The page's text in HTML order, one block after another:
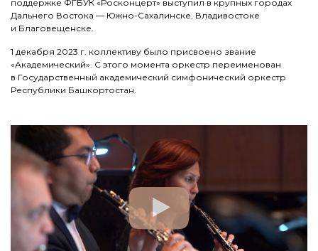
поддержке ФГБУК «Росконцерт» выступил в крупных городах
Дальнего Востока — Южно-Сахалинске, Владивостоке
и Благовещенске.
1 декабря 2023 г. коллективу было присвоено звание
«Академический». С этого момента оркестр переименован
в Государственный академический симфонический оркестр
Республики Башкортостан.